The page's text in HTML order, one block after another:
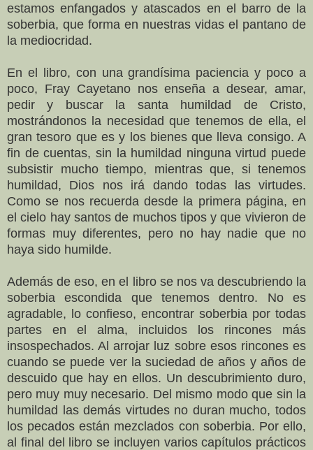
estamos enfangados y atascados en el barro de la
soberbia, que forma en nuestras vidas el pantano de
la mediocridad.
En el libro, con una grandísima paciencia y poco a
poco, Fray Cayetano nos enseña a desear, amar,
pedir y buscar la santa humildad de Cristo,
mostrándonos la necesidad que tenemos de ella, el
gran tesoro que es y los bienes que lleva consigo. A
fin de cuentas, sin la humildad ninguna virtud puede
subsistir mucho tiempo, mientras que, si tenemos
humildad, Dios nos irá dando todas las virtudes.
Como se nos recuerda desde la primera página, en
el cielo hay santos de muchos tipos y que vivieron de
formas muy diferentes, pero no hay nadie que no
haya sido humilde.
Además de eso, en el libro se nos va descubriendo la
soberbia escondida que tenemos dentro. No es
agradable, lo confieso, encontrar soberbia por todas
partes en el alma, incluidos los rincones más
insospechados. Al arrojar luz sobre esos rincones es
cuando se puede ver la suciedad de años y años de
descuido que hay en ellos. Un descubrimiento duro,
pero muy muy necesario. Del mismo modo que sin la
humildad las demás virtudes no duran mucho, todos
los pecados están mezclados con soberbia. Por ello,
al final del libro se incluyen varios capítulos prácticos